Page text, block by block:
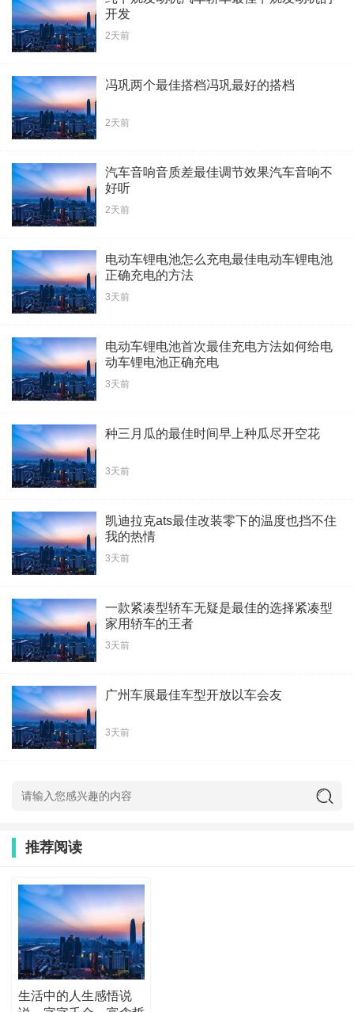
开发
2天前
冯巩两个最佳搭档冯巩最好的搭档
2天前
汽车音响音质差最佳调节效果汽车音响不
好听
2天前
电动车锂电池怎么充电最佳电动车锂电池
正确充电的方法
3天前
电动车锂电池首次最佳充电方法如何给电
动车锂电池正确充电
3天前
种三月瓜的最佳时间早上种瓜尽开空花
3天前
凯迪拉克ats最佳改装零下的温度也挡不住
我的热情
3天前
一款紧凑型轿车无疑是最佳的选择紧凑型
家用轿车的王者
3天前
广州车展最佳车型开放以车会友
3天前
推荐阅读
生活中的人生感悟说